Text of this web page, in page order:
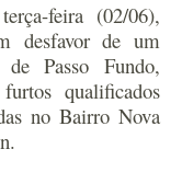
feira (02/06),
desfavor de um
Passo Fundo,
qualificados
no Bairro Nova